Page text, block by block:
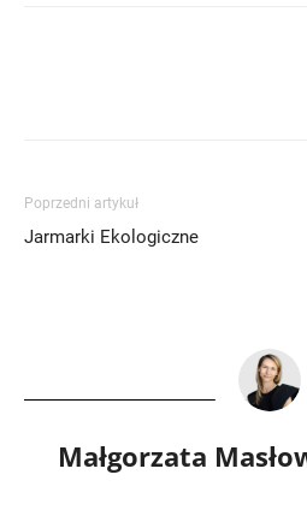
Poprzedni artykuł
Jarmarki Ekologiczne
Małgorzata